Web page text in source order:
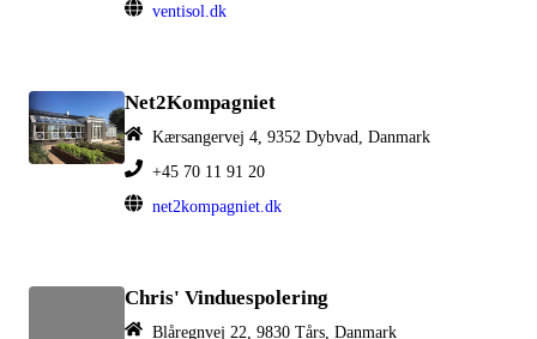
ventisol.dk
Net2Kompagniet
Kærsangervej 4, 9352 Dybvad, Danmark
+45 70 11 91 20
net2kompagniet.dk
Chris' Vinduespolering
Blåregnvej 22, 9830 Tårs, Danmark